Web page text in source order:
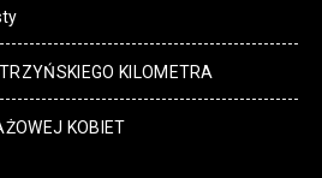
KILOMETRA
KOBIET